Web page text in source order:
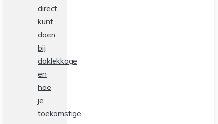
direct
kunt
doen
bij
daklekkage
en
hoe
je
toekomstige